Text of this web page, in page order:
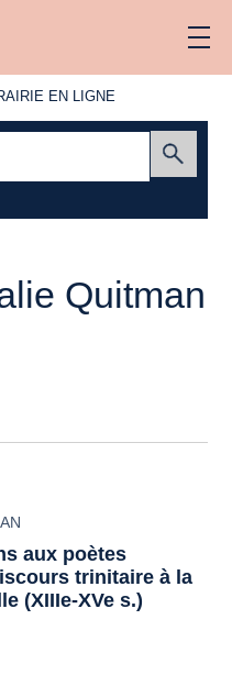
EN LIGNE
Quitman
aux poètes
trinitaire à la
(XIIIe-XVe s.)